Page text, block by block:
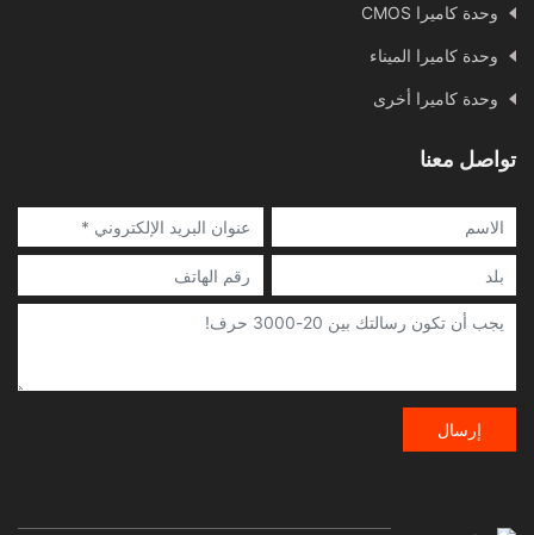
وحدة كاميرا CMOS
وحدة كاميرا الميناء
وحدة كاميرا أخرى
تواصل معنا
إرسال